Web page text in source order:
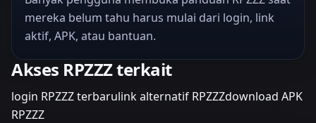
mereka belum tahu harus mulai dari login, link
aktif, APK, atau bantuan.
Akses RPZZZ terkait
login RPZZZ terbarulink alternatif RPZZZdownload APK
RPZZZ